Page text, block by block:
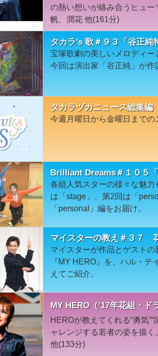
の熱い想いが絡み合うヒュ
帆、潤花 他(161分)
タカラ's 歌＃９３「谷正純
宝塚歌劇の美しいメロディー
今回は演出家「谷正純」が作
タカラヅカニュース総集編
今週月曜日から金曜日までの
Brilliant Dreams＃１０５
各組人気スターの様々な魅
は「stage」、第2回は「
「personal」編をお届け。
マイスターの教え＃３７
マイスターが作品とゲスト
『MY HERO』を、ハル・
えてご紹介。
MY HERO（’17年花組・ド
HEROが教えてくれる“勇気
ャレンジする若者の姿を描
他(133分)